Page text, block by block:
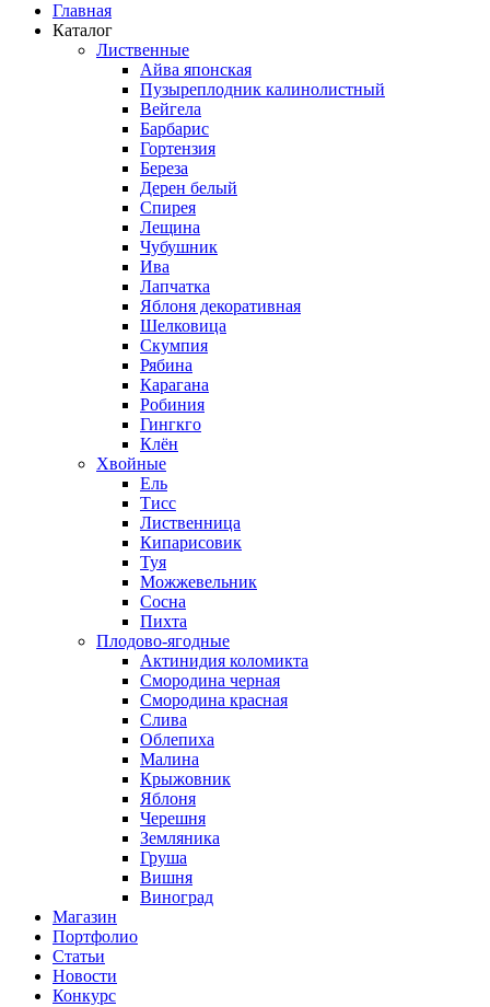
Главная
Каталог
Лиственные
Айва японская
Пузыреплодник калинолистный
Вейгела
Барбарис
Гортензия
Береза
Дерен белый
Спирея
Лещина
Чубушник
Ива
Лапчатка
Яблоня декоративная
Шелковица
Скумпия
Рябина
Карагана
Робиния
Гингкго
Клён
Хвойные
Ель
Тисс
Лиственница
Кипарисовик
Туя
Можжевельник
Сосна
Пихта
Плодово-ягодные
Актинидия коломикта
Смородина черная
Смородина красная
Слива
Облепиха
Малина
Крыжовник
Яблоня
Черешня
Земляника
Груша
Вишня
Виноград
Магазин
Портфолио
Статьи
Новости
Конкурс